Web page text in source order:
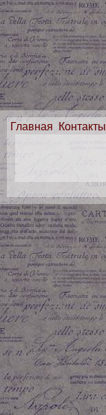
Главная Контакты